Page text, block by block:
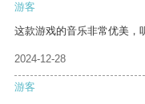
游客
这款游戏的音乐非常优美，
2024-12-28
游客